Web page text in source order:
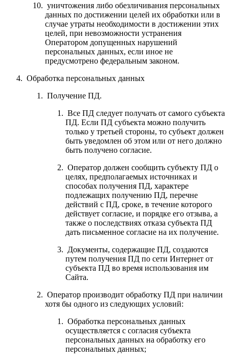
уничтожения либо обезличивания персональных
данных по достижении целей их обработки или в
случае утраты необходимости в достижении этих
целей, при невозможности устранения
Оператором допущенных нарушений
персональных данных, если иное не
предусмотрено федеральным законом.
Обработка персональных данных
Получение ПД.
Все ПД следует получать от самого субъекта
ПД. Если ПД субъекта можно получить
только у третьей стороны, то субъект должен
быть уведомлен об этом или от него должно
быть получено согласие.
Оператор должен сообщить субъекту ПД о
целях, предполагаемых источниках и
способах получения ПД, характере
подлежащих получению ПД, перечне
действий с ПД, сроке, в течение которого
действует согласие, и порядке его отзыва, а
также о последствиях отказа субъекта ПД
дать письменное согласие на их получение.
Документы, содержащие ПД, создаются
путем получения ПД по сети Интернет от
субъекта ПД во время использования им
Сайта.
Оператор производит обработку ПД при наличии
хотя бы одного из следующих условий:
Обработка персональных данных
осуществляется с согласия субъекта
персональных данных на обработку его
персональных данных;